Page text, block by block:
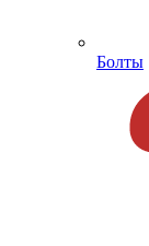
Болты